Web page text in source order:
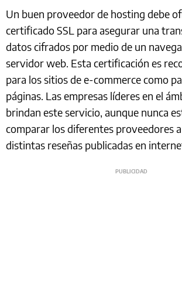
Un buen proveedor de hosting debe
certificado SSL para asegurar una
datos cifrados por medio de un
servidor web. Esta certificación es
para los sitios de e-commerce como
páginas. Las empresas líderes en el
brindan este servicio, aunque nunca
comparar los diferentes proveedores
distintas reseñas publicadas en